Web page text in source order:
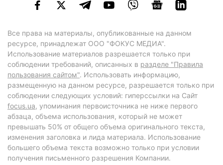
Все права на материалы, опубликованные на данном
ресурсе, принадлежат ООО "ФОКУС МЕДИА".
Использование материалов разрешается только при
соблюдении требований, описанных в разделе "Правила
пользования сайтом". Использовать информацию,
размещенную на данном ресурсе, разрешается только при
соблюдении следующих условий: гиперссылки на Сайт
focus.ua, упоминания первоисточника не ниже первого
абзаца, объема использования, который не может
превышать 50% от общего объема оригинального текста,
изменения заголовка и лида материала. Использование
большего объема текста возможно только при условии
получения письменного разрешения Компании.